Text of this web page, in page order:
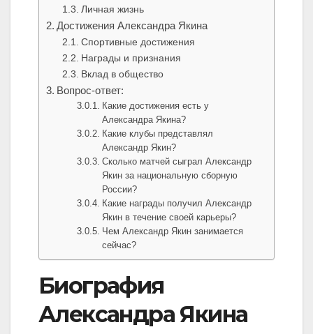
Личная жизнь
Достижения Александра Якина
Спортивные достижения
Награды и признания
Вклад в общество
Вопрос-ответ:
Какие достижения есть у
Александра Якина?
Какие клубы представлял
Александр Якин?
Сколько матчей сыграл Александр
Якин за национальную сборную
России?
Какие награды получил Александр
Якин в течение своей карьеры?
Чем Александр Якин занимается
сейчас?
Биография
Александра Якина